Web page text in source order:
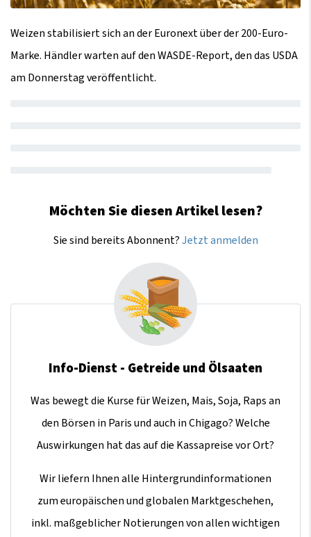
Weizen stabilisiert sich an der Euronext über der 200-Euro-
Marke. Händler warten auf den WASDE-Report, den das USDA
am Donnerstag veröffentlicht.
Möchten Sie diesen Artikel lesen?
Sie sind bereits Abonnent?Jetzt anmelden
Info-Dienst - Getreide und Ölsaaten
Was bewegt die Kurse für Weizen, Mais, Soja, Raps an
den Börsen in Paris und auch in Chigago? Welche
Auswirkungen hat das auf die Kassapreise vor Ort?
Wir liefern Ihnen alle Hintergrundinformationen
zum europäischen und globalen Marktgeschehen,
inkl. maßgeblicher Notierungen von allen wichtigen